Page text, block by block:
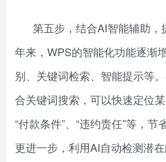
第五步，结合AI智能辅助，
年来，WPS的智能化功能逐渐
别、关键词检索、智能提示等
合关键词搜索，可以快速定位
“付款条件”、“违约责任”等，节
更进一步，利用AI自动检测潜